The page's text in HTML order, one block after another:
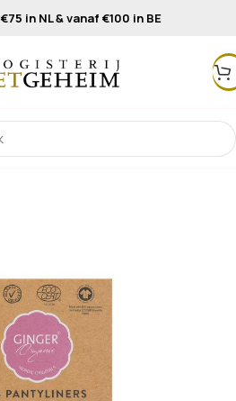
in NL & vanaf €100 in BE